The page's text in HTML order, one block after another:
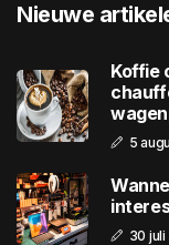
Nieuwe
Koffie
5
30